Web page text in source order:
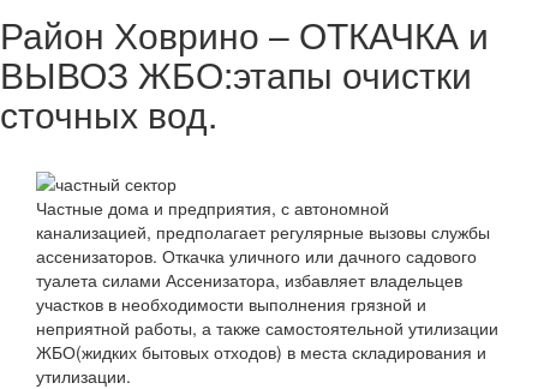
Район Ховрино – ОТКАЧКА и
ВЫВОЗ ЖБО:этапы очистки
сточных вод.
Частные дома и предприятия, с автономной
канализацией, предполагает регулярные вызовы службы
ассенизаторов. Откачка уличного или дачного садового
туалета силами Ассенизатора, избавляет владельцев
участков в необходимости выполнения грязной и
неприятной работы, а также самостоятельной утилизации
ЖБО(жидких бытовых отходов) в места складирования и
утилизации.